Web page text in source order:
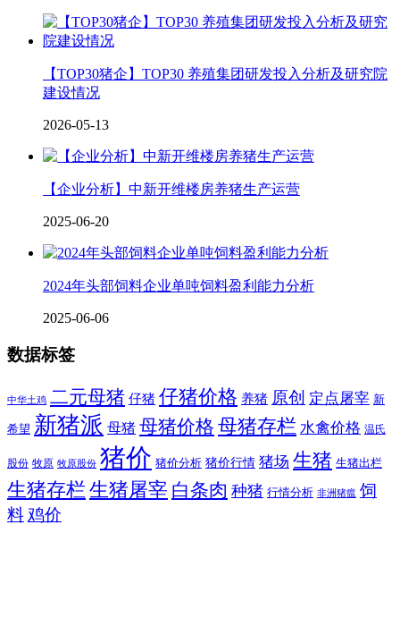
【TOP30猪企】TOP30 养殖集团研发投入分析及研究院
建设情况
2026-05-13
【企业分析】中新开维楼房养猪生产运营
2025-06-20
2024年头部饲料企业单吨饲料盈利能力分析
2025-06-06
数据标签
中华土鸡 二元母猪 仔猪 仔猪价格 养猪 原创 定点屠宰 新
希望 新猪派 母猪 母猪价格 母猪存栏 水禽价格 温氏
股份 牧原 牧原股份 猪价 猪价分析 猪价行情 猪场 生猪 生猪出栏
生猪存栏 生猪屠宰 白条肉 种猪 行情分析 非洲猪瘟 饲
料 鸡价